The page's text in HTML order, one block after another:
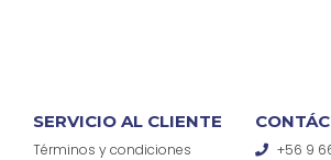
SERVICIO AL CLIENTE
Términos y condiciones
+56 9